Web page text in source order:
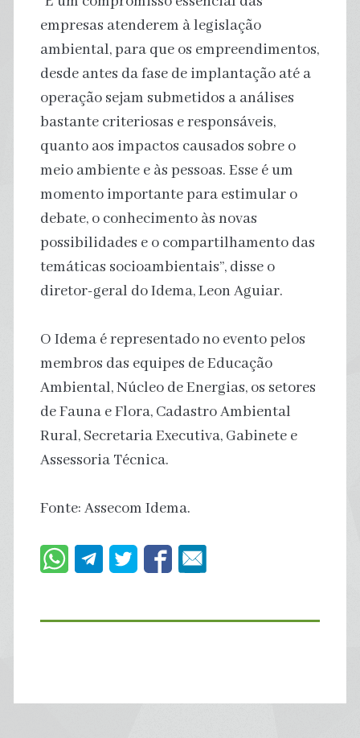
empresas atenderem à legislação
ambiental, para que os empreendimentos,
desde antes da fase de implantação até a
operação sejam submetidos a análises
bastante criteriosas e responsáveis,
quanto aos impactos causados sobre o
meio ambiente e às pessoas. Esse é um
momento importante para estimular o
debate, o conhecimento às novas
possibilidades e o compartilhamento das
temáticas socioambientais”, disse o
diretor-geral do Idema, Leon Aguiar.
O Idema é representado no evento pelos
membros das equipes de Educação
Ambiental, Núcleo de Energias, os setores
de Fauna e Flora, Cadastro Ambiental
Rural, Secretaria Executiva, Gabinete e
Assessoria Técnica.
Fonte: Assecom Idema.